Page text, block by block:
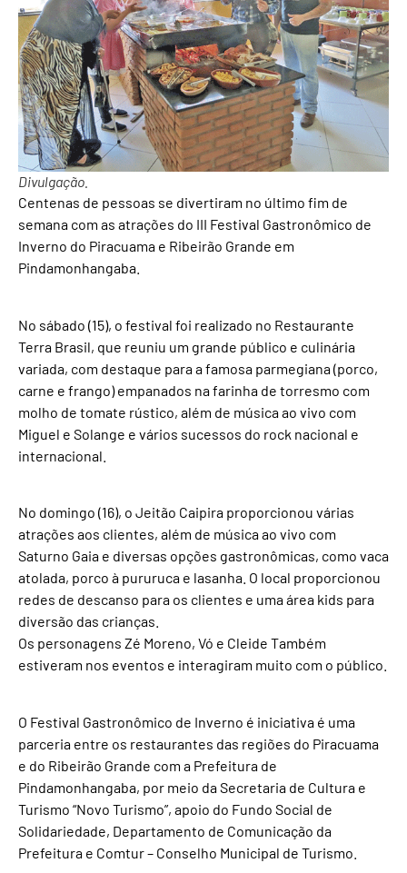
Divulgação.
Centenas de pessoas se divertiram no último fim de
semana com as atrações do III Festival Gastronômico de
Inverno do Piracuama e Ribeirão Grande em
Pindamonhangaba.
No sábado (15), o festival foi realizado no Restaurante
Terra Brasil, que reuniu um grande público e culinária
variada, com destaque para a famosa parmegiana (porco,
carne e frango) empanados na farinha de torresmo com
molho de tomate rústico, além de música ao vivo com
Miguel e Solange e vários sucessos do rock nacional e
internacional.
No domingo (16), o Jeitão Caipira proporcionou várias
atrações aos clientes, além de música ao vivo com
Saturno Gaia e diversas opções gastronômicas, como vaca
atolada, porco à pururuca e lasanha. O local proporcionou
redes de descanso para os clientes e uma área kids para
diversão das crianças.
Os personagens Zé Moreno, Vó e Cleide Também
estiveram nos eventos e interagiram muito com o público.
O Festival Gastronômico de Inverno é iniciativa é uma
parceria entre os restaurantes das regiões do Piracuama
e do Ribeirão Grande com a Prefeitura de
Pindamonhangaba, por meio da Secretaria de Cultura e
Turismo “Novo Turismo”, apoio do Fundo Social de
Solidariedade, Departamento de Comunicação da
Prefeitura e Comtur – Conselho Municipal de Turismo.